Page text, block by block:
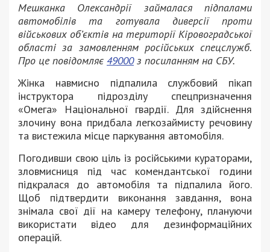
Мешканка Олександрії займалася підпалами
автомобілів та готувала диверсії проти
військових об’єктів на території Кіровоградської
області за замовленням російських спецслужб.
Про це повідомляє 49000з посиланням на СБУ.
Жінка навмисно підпалила службовий пікап
інструктора підрозділу спецпризначення
«Омега» Національної гвардії. Для здійснення
злочину вона придбала легкозаймисту речовину
та вистежила місце паркування автомобіля.
Погодивши свою ціль із російськими кураторами,
зловмисниця під час комендантської години
підкралася до автомобіля та підпалила його.
Щоб підтвердити виконання завдання, вона
знімала свої дії на камеру телефону, плануючи
використати відео для дезинформаційних
операцій.